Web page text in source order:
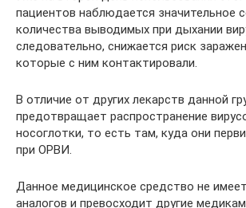
пациентов наблюдается значительное
количества выводимых при дыхании
следовательно, снижается риск
которые с ним контактировали.
В отличие от других лекарств данной
предотвращает распространение
носоглотки, то есть там, куда они
при ОРВИ.
Данное медицинское средство не
аналогов и превосходит другие